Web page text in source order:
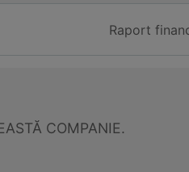
Raport
COMPANIE.